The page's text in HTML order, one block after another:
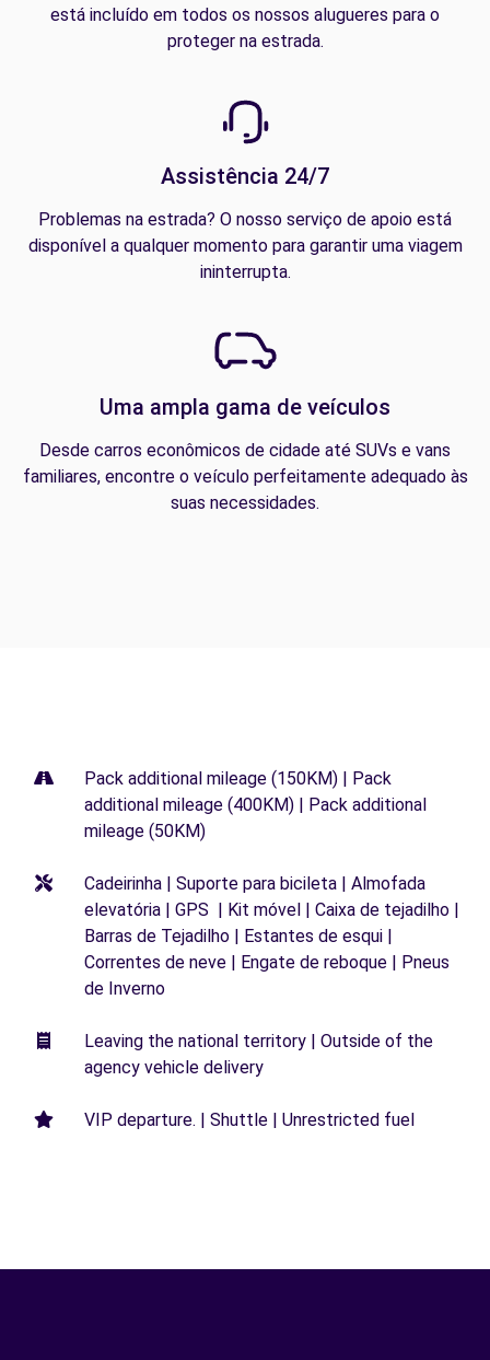
está incluído em todos os nossos alugueres para o
proteger na estrada.
Assistência 24/7
Problemas na estrada? O nosso serviço de apoio está
disponível a qualquer momento para garantir uma viagem
ininterrupta.
Uma ampla gama de veículos
Desde carros econômicos de cidade até SUVs e vans
familiares, encontre o veículo perfeitamente adequado às
suas necessidades.
Pack additional mileage (150KM) | Pack
additional mileage (400KM) | Pack additional
mileage (50KM)
Cadeirinha | Suporte para bicileta | Almofada
elevatória | GPS | Kit móvel | Caixa de tejadilho |
Barras de Tejadilho | Estantes de esqui |
Correntes de neve | Engate de reboque | Pneus
de Inverno
Leaving the national territory | Outside of the
agency vehicle delivery
VIP departure. | Shuttle | Unrestricted fuel